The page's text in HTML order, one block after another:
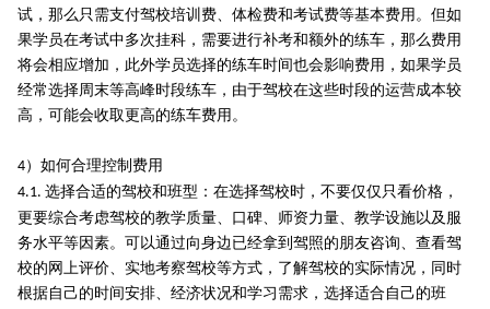
试，那么只需支付驾校培训费、体检费和考试费等基本费用。但如
果学员在考试中多次挂科，需要进行补考和额外的练车，那么费用
将会相应增加，此外学员选择的练车时间也会影响费用，如果学员
经常选择周末等高峰时段练车，由于驾校在这些时段的运营成本较
高，可能会收取更高的练车费用。
4）如何合理控制费用
4.1. 选择合适的驾校和班型：在选择驾校时，不要仅仅只看价格，
更要综合考虑驾校的教学质量、口碑、师资力量、教学设施以及服
务水平等因素。可以通过向身边已经拿到驾照的朋友咨询、查看驾
校的网上评价、实地考察驾校等方式，了解驾校的实际情况，同时
根据自己的时间安排、经济状况和学习需求，选择适合自己的班